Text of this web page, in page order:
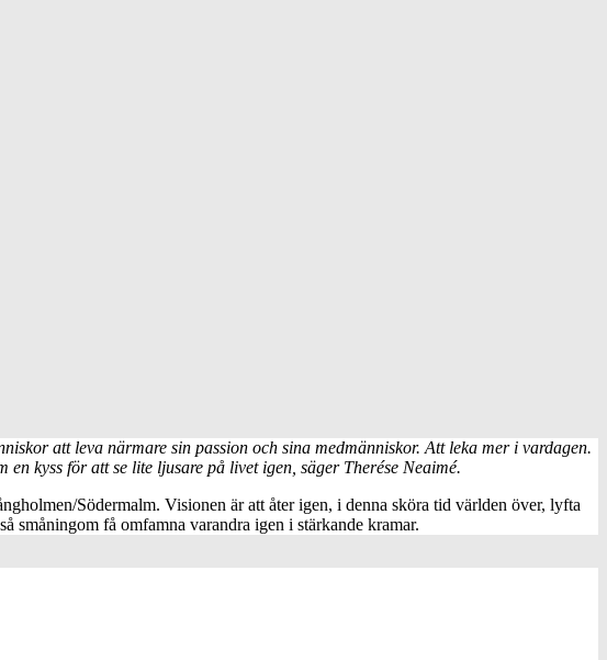
att leva närmare sin passion och sina medmänniskor. Att leka mer i vardagen.
kyss för att se lite ljusare på livet igen, säger Therése Neaimé.
Södermalm. Visionen är att åter igen, i denna sköra tid världen över, lyfta
småningom få omfamna varandra igen i stärkande kramar.